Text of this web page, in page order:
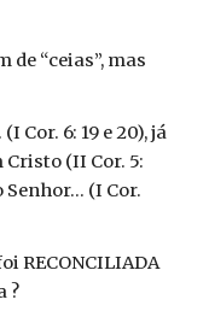
de “ceias”, mas
Cor. 6: 19 e 20), já
(II Cor. 5:
(I Cor.
RECONCILIADA
?